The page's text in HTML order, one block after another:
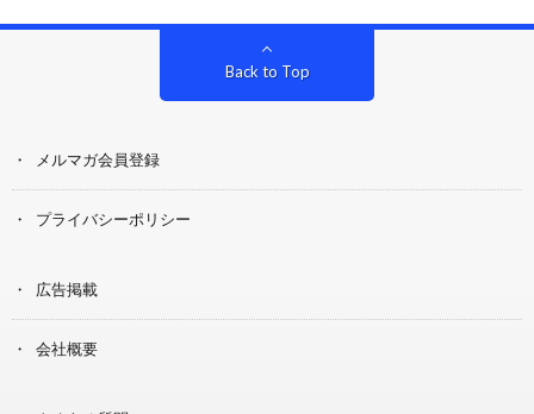
Back to Top
メルマガ会員登録
プライバシーポリシー
広告掲載
会社概要